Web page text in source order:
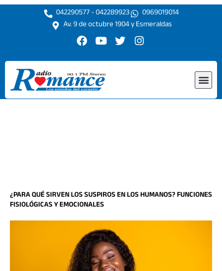
Ir
042290577 - 042289923
0969019014
Av. 9 de octubre 1904 y Esmeraldas
F
c
e
b
o
o
Y
u
t
u
b
e
T
i
r
I
s
r
¿PARA QUÉ SIRVEN LOS SUSPIROS EN LOS HUMANOS? FUNCIONES
FISIOLÓGICAS Y EMOCIONALES